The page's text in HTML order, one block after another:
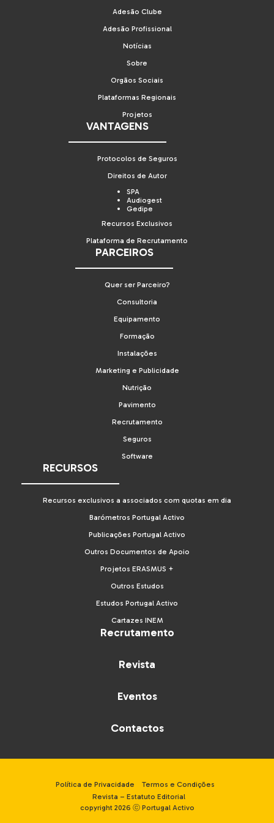
Adesão Clube
Adesão Profissional
Notícias
Sobre
Orgãos Sociais
Plataformas Regionais
Projetos
VANTAGENS
Protocolos de Seguros
Direitos de Autor
SPA
Audiogest
Gedipe
Recursos Exclusivos
Plataforma de Recrutamento
PARCEIROS
Quer ser Parceiro?
Consultoria
Equipamento
Formação
Instalações
Marketing e Publicidade
Nutrição
Pavimento
Recrutamento
Seguros
Software
RECURSOS
Recursos exclusivos a associados com quotas em dia
Barómetros Portugal Activo
Publicações Portugal Activo
Outros Documentos de Apoio
Projetos ERASMUS +
Outros Estudos
Estudos Portugal Activo
Cartazes INEM
Recrutamento
Revista
Eventos
Contactos
Política de Privacidade
Termos e Condições
Revista – Estatuto Editorial
copyright 2026 ⓒ Portugal Activo